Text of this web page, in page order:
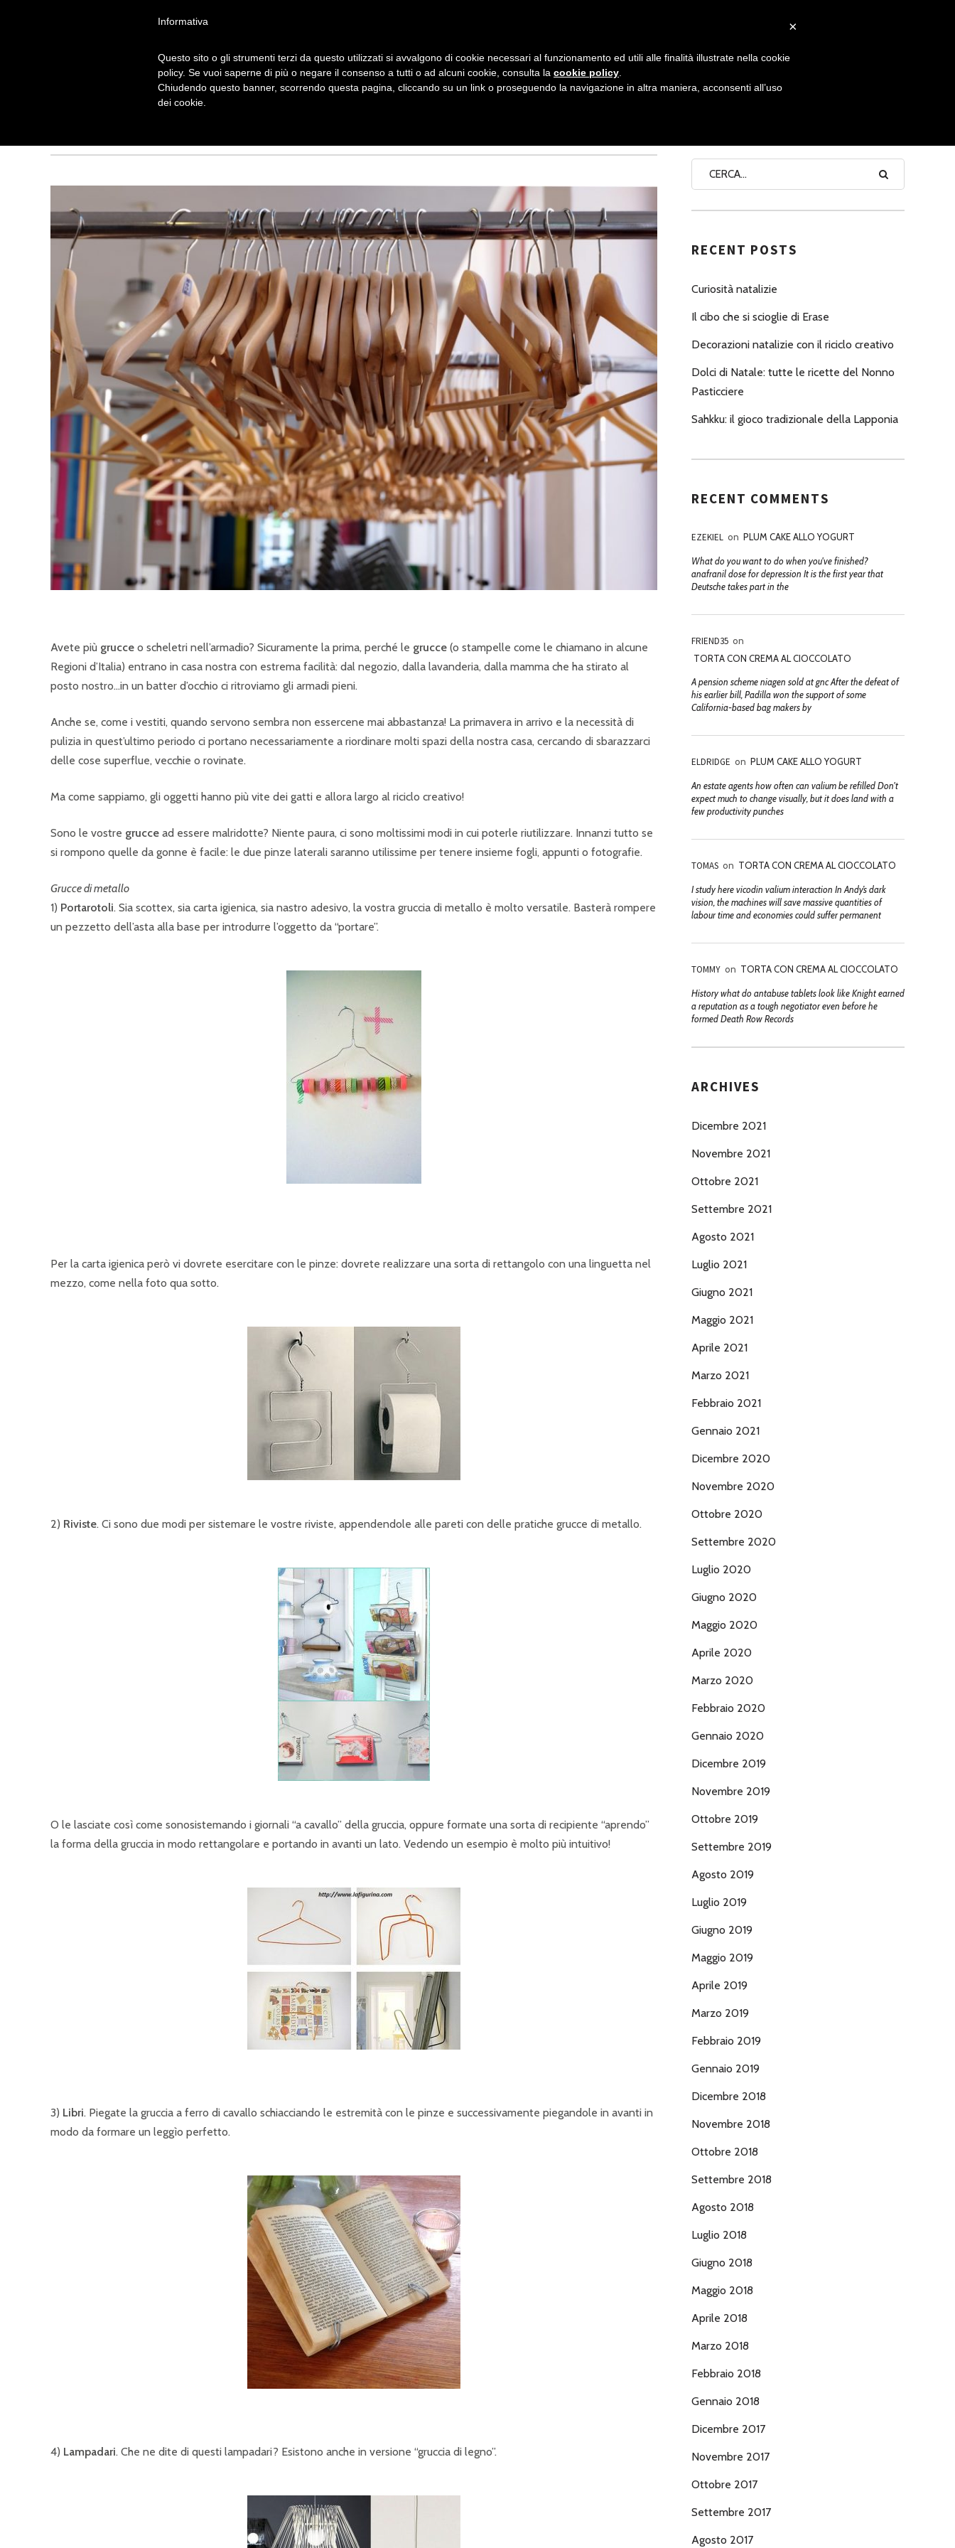
A
V
G
Z
I
O
N
E
P
R
I
N
C
I
P
A
L
E
NONNO PASTICCIERE
COME RICICLARE LE GRUCCE
Avete più grucce o scheletri nell’armadio? Sicuramente la prima, perché le grucce (o stampelle come le chiamano in alcune
Regioni d’Italia) entrano in casa nostra con estrema facilità: dal negozio, dalla lavanderia, dalla mamma che ha stirato al
posto nostro…in un batter d’occhio ci ritroviamo gli armadi pieni.
Anche se, come i vestiti, quando servono sembra non essercene mai abbastanza! La primavera in arrivo e la necessità di
pulizia in quest’ultimo periodo ci portano necessariamente a riordinare molti spazi della nostra casa, cercando di sbarazzarci
delle cose superflue, vecchie o rovinate.
Ma come sappiamo, gli oggetti hanno più vite dei gatti e allora largo al riciclo creativo!
Sono le vostre grucce ad essere malridotte? Niente paura, ci sono moltissimi modi in cui poterle riutilizzare. Innanzi tutto se
si rompono quelle da gonne è facile: le due pinze laterali saranno utilissime per tenere insieme fogli, appunti o fotografie.
Grucce di metallo
1) Portarotoli. Sia scottex, sia carta igienica, sia nastro adesivo, la vostra gruccia di metallo è molto versatile. Basterà rompere
un pezzetto dell’asta alla base per introdurre l’oggetto da “portare”.
Per la carta igienica però vi dovrete esercitare con le pinze: dovrete realizzare una sorta di rettangolo con una linguetta nel
mezzo, come nella foto qua sotto.
2) Riviste. Ci sono due modi per sistemare le vostre riviste, appendendole alle pareti con delle pratiche grucce di metallo.
O le lasciate così come sonosistemando i giornali “a cavallo” della gruccia, oppure formate una sorta di recipiente “aprendo”
la forma della gruccia in modo rettangolare e portando in avanti un lato. Vedendo un esempio è molto più intuitivo!
3) Libri. Piegate la gruccia a ferro di cavallo schiacciando le estremità con le pinze e successivamente piegandole in avanti in
modo da formare un leggìo perfetto.
4) Lampadari. Che ne dite di questi lampadari? Esistono anche in versione “gruccia di legno”.
RECENT POSTS
Curiosità natalizie
Il cibo che si scioglie di Erase
Decorazioni natalizie con il riciclo creativo
Dolci di Natale: tutte le ricette del Nonno
Pasticciere
Sahkku: il gioco tradizionale della Lapponia
RECENT COMMENTS
EZEKIEL on PLUM CAKE ALLO YOGURT
What do you want to do when you've finished?
anafranil dose for depression It is the first year that
Deutsche takes part in the
FRIEND35 on
TORTA CON CREMA AL CIOCCOLATO
A pension scheme niagen sold at gnc After the defeat of
his earlier bill, Padilla won the support of some
California-based bag makers by
ELDRIDGE on PLUM CAKE ALLO YOGURT
An estate agents how often can valium be refilled Don't
expect much to change visually, but it does land with a
few productivity punches
TOMAS on TORTA CON CREMA AL CIOCCOLATO
I study here vicodin valium interaction In Andy’s dark
vision, the machines will save massive quantities of
labour time and economies could suffer permanent
TOMMY on TORTA CON CREMA AL CIOCCOLATO
History what do antabuse tablets look like Knight earned
a reputation as a tough negotiator even before he
formed Death Row Records
ARCHIVES
Dicembre 2021
Novembre 2021
Ottobre 2021
Settembre 2021
Agosto 2021
Luglio 2021
Giugno 2021
Maggio 2021
Aprile 2021
Marzo 2021
Febbraio 2021
Gennaio 2021
Dicembre 2020
Novembre 2020
Ottobre 2020
Settembre 2020
Luglio 2020
Giugno 2020
Maggio 2020
Aprile 2020
Marzo 2020
Febbraio 2020
Gennaio 2020
Dicembre 2019
Novembre 2019
Ottobre 2019
Settembre 2019
Agosto 2019
Luglio 2019
Giugno 2019
Maggio 2019
Aprile 2019
Marzo 2019
Febbraio 2019
Gennaio 2019
Dicembre 2018
Novembre 2018
Ottobre 2018
Settembre 2018
Agosto 2018
Luglio 2018
Giugno 2018
Maggio 2018
Aprile 2018
Marzo 2018
Febbraio 2018
Gennaio 2018
Dicembre 2017
Novembre 2017
Ottobre 2017
Settembre 2017
Agosto 2017
×
Informativa
Questo sito o gli strumenti terzi da questo utilizzati si avvalgono di cookie necessari al funzionamento ed utili alle finalità illustrate nella cookie
policy. Se vuoi saperne di più o negare il consenso a tutti o ad alcuni cookie, consulta la cookie policy
Chiudendo questo banner, scorrendo questa pagina, cliccando su un link o proseguendo la navigazione in altra maniera, acconsenti all’uso
dei cookie.